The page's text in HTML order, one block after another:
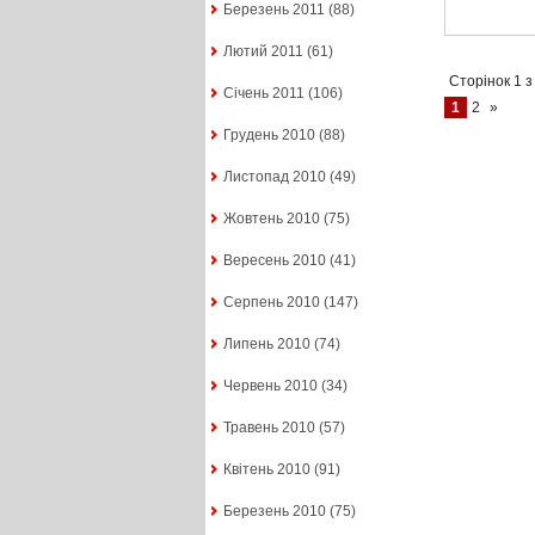
Березень 2011 (88)
Лютий 2011 (61)
Січень 2011 (106)
Грудень 2010(88)
Листопад 2010(49)
Жовтень 2010(75)
Вересень 2010(41)
Серпень 2010(147)
Липень 2010(74)
Червень 2010(34)
Травень 2010(57)
Квітень 2010(91)
Березень 2010(75)
Сторінок 1 з
1
2 »